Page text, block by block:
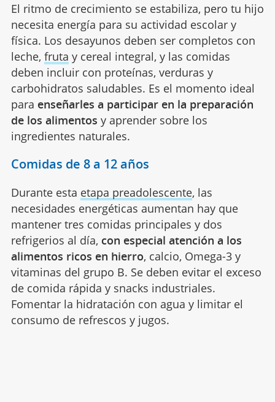
El ritmo de crecimiento se estabiliza, pero tu hijo
necesita energía para su actividad escolar y
física. Los desayunos deben ser completos con
leche, fruta y cereal integral, y las comidas
deben incluir con proteínas, verduras y
carbohidratos saludables. Es el momento ideal
para enseñarles a participar en la preparación
de los alimentos y aprender sobre los
ingredientes naturales.
Comidas de 8 a 12 años
Durante esta etapa preadolescente, las
necesidades energéticas aumentan hay que
mantener tres comidas principales y dos
refrigerios al día, con especial atención a los
alimentos ricos en hierro, calcio, Omega-3 y
vitaminas del grupo B. Se deben evitar el exceso
de comida rápida y snacks industriales.
Fomentar la hidratación con agua y limitar el
consumo de refrescos y jugos.